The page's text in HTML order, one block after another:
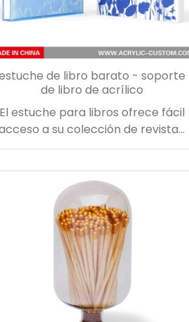
de libro barato - soporte
de libro de acrílico
El estuche para libros ofrece fácil
a su colección de revistas,
la caja de acrílico para libros con
fantástico para guardar sus libros.
nos especializamos en
proporcionar estuches
protectores para libros que se
fabrican a la medida uno a la vez a
mano para adaptarse a su libro.